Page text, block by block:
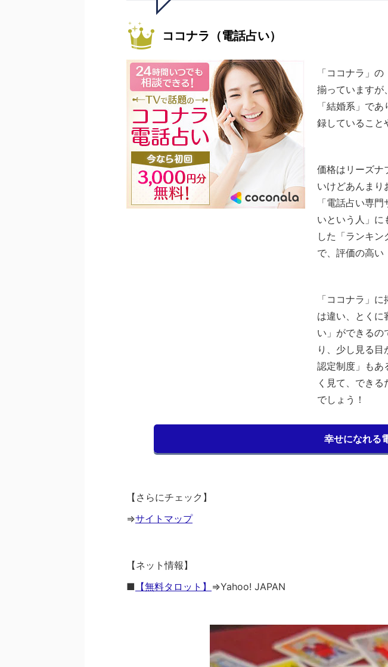
ココナラ（電話占い）
「ココナラ」
揃っていますが
「結婚系」で
録していること
価格はリーズナ
いけどあんまり
「電話占い専
いという人」に
した「ランキ
で、評価の高い
「ココナラ」
は違い、とくに
い」ができるの
り、少し見る
認定制度」もあ
く見て、でき
でしょう！
幸せになれる
【さらにチェック】
⇒サイトマップ
【ネット情報】
■ 【無料タロット】 ⇒Yahoo! JAPAN